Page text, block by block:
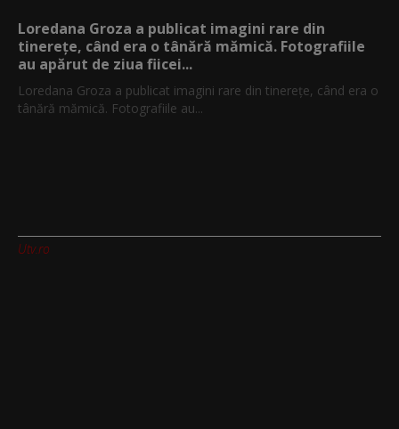
Loredana Groza a publicat imagini rare din
tinerețe, când era o tânără mămică. Fotografiile
au apărut de ziua fiicei...
Loredana Groza a publicat imagini rare din tinerețe, când era o
tânără mămică. Fotografiile au...
Utv.ro